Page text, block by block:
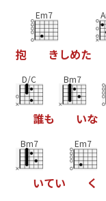
抱
Em7
き しめた
D/C
誰も
Bm7
いな
Bm7
いてい
Em7
く